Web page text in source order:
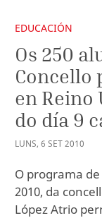
EDUCACIÓN
Os 250
Concello
en Reino
do día 9
LUNS, 6 SET2010
O programa
2010, da
López Atrio